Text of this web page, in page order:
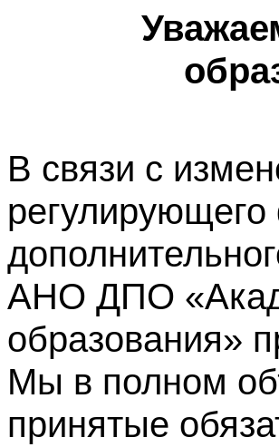
В связи с
АНО ДПО
образования»
Мы в полном
принятые